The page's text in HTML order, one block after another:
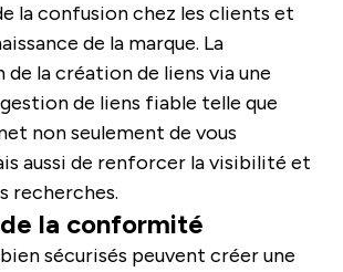
la confusion chez les clients et
de la marque. La
la création de liens via une
de liens fiable telle que
non seulement de vous
aussi de renforcer la visibilité et
recherches.
la conformité
sécurisés peuvent créer une